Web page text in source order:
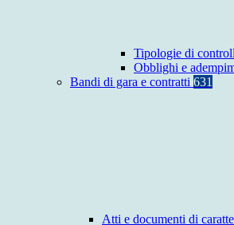
Tipologie di
Obblighi e
Bandi di gara e contratti 631
Atti e documenti di